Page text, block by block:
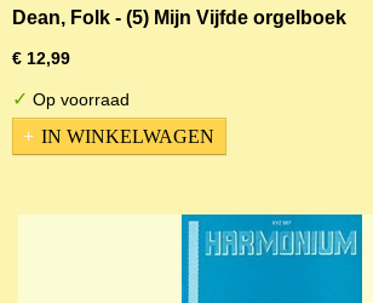
Dean, Folk - (5) Mijn Vijfde orgelboek
€ 12,99
✓ Op voorraad
IN WINKELWAGEN